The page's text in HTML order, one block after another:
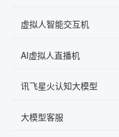
虚拟人智能交互机
AI虚拟人直播机
讯飞星火认知大模型
大模型客服